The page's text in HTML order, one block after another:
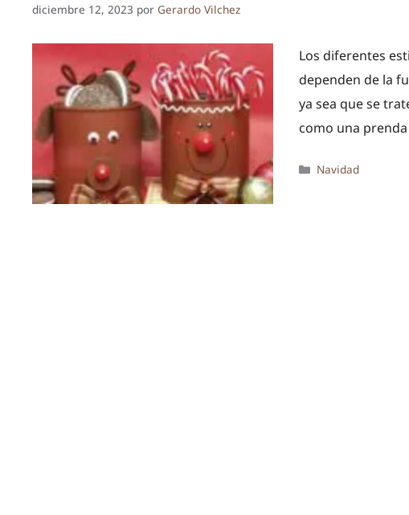
diciembre 12, 2023 por Gerardo Vilchez
Los diferentes
dependen de la
ya sea que se
como una
Categorías
Navidad